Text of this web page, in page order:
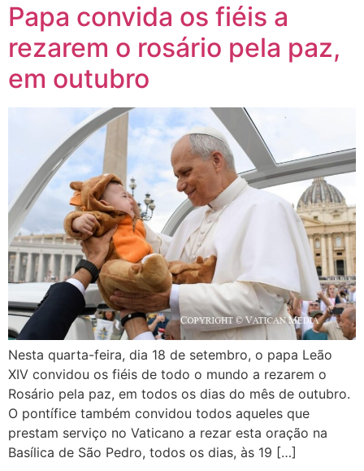
Papa convida os fiéis a
rezarem o rosário pela paz,
em outubro
Nesta quarta-feira, dia 18 de setembro, o papa Leão
XIV convidou os fiéis de todo o mundo a rezarem o
Rosário pela paz, em todos os dias do mês de outubro.
O pontífice também convidou todos aqueles que
prestam serviço no Vaticano a rezar esta oração na
Basílica de São Pedro, todos os dias, às 19 […]